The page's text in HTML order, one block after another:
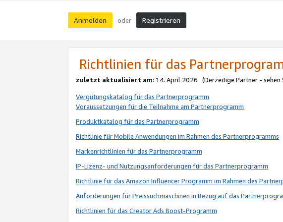
Anmelden oder Registrieren
Richtlinien für das
zuletzt aktualisiert am: 14. April 2026 (Derzeitige Partner - sehen
Vergütungskatalog für das Partnerprogramm
Voraussetzungen für die Teilnahme am Partnerprogramm
Produktkatalog für das Partnerprogramm
Richtlinie für Mobile Anwendungen im Rahmen des Partnerprogramms
Markenrichtlinien für das Partnerprogramm
IP-Lizenz- und Nutzungsanforderungen für das Partnerprogramm
Richtlinie für das Amazon Influencer Programm im Rahmen des
Anforderungen für Preissuchmaschinen in Bezug auf das
Richtlinien für das Creator Ads Boost-Programm